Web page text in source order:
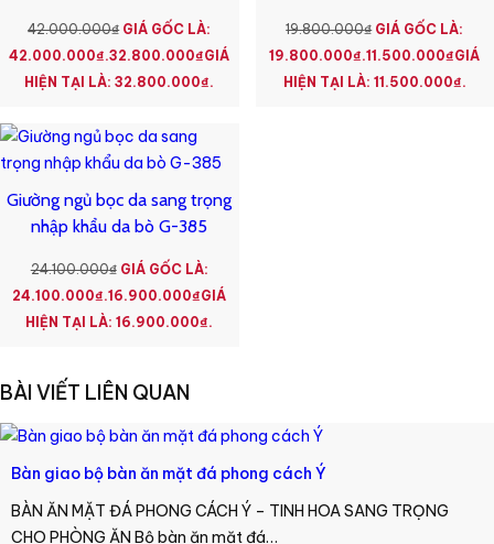
42.000.000₫ GIÁ GỐC LÀ:
42.000.000₫.32.800.000₫GIÁ
HIỆN TẠI LÀ: 32.800.000₫.
19.800.000₫ GIÁ GỐC LÀ:
19.800.000₫.11.500.000₫GIÁ
HIỆN TẠI LÀ: 11.500.000₫.
Giường ngủ bọc da sang trọng
nhập khẩu da bò G-385
24.100.000₫ GIÁ GỐC LÀ:
24.100.000₫.16.900.000₫GIÁ
HIỆN TẠI LÀ: 16.900.000₫.
BÀI VIẾT LIÊN QUAN
Bàn giao bộ bàn ăn mặt đá phong cách Ý
BÀN ĂN MẶT ĐÁ PHONG CÁCH Ý – TINH HOA SANG TRỌNG
CHO PHÒNG ĂN Bộ bàn ăn mặt đá…